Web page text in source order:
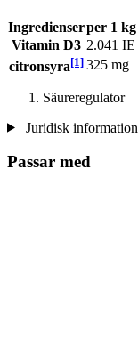
Ingredienserper 1 kg
Vitamin D3 2.041 IE
citronsyra[1] 325 mg
Säureregulator
Juridisk information
Passar med